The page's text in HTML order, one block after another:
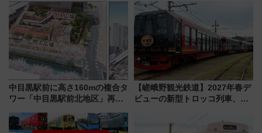
の罠
たち
中目黒駅前に高さ160mの複合タ
ワー「中目黒駅前北地区」再開
【嵯峨野観光鉄道】2027年春デ
ビューの新型トロッコ列車、い